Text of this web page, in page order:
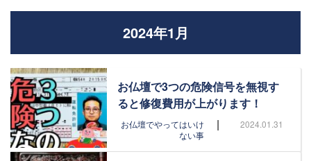
2024年1月
お仏壇で3つの危険信号を無視す
ると修復費用が上がります！
お仏壇でやってはいけ
ない事
| 2024.01.31